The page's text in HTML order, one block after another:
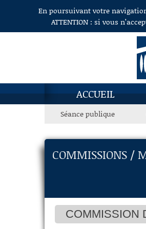
Aller au contenuEn poursuivant votre
ATTENTION : si vous
ACCUEIL
Séance publique
COMMISSIONS /
COMMISSION